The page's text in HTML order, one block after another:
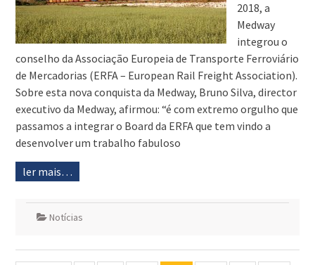
2018, a
Medway
integrou o
conselho da Associação Europeia de Transporte Ferroviário
de Mercadorias (ERFA – European Rail Freight Association).
Sobre esta nova conquista da Medway, Bruno Silva, director
executivo da Medway, afirmou: “é com extremo orgulho que
passamos a integrar o Board da ERFA que tem vindo a
desenvolver um trabalho fabuloso
ler mais…
Notícias
Navegação